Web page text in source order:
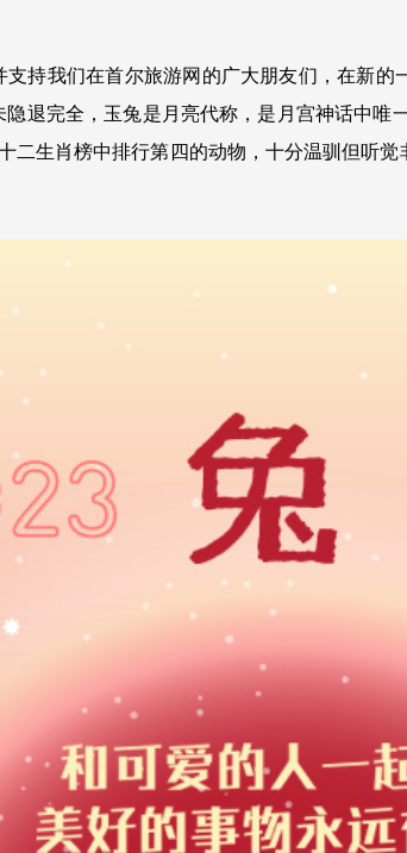
持我们在首尔旅游网的广大朋友们，在新的
退完全，玉兔是月亮代称，是月宫神话中唯
二生肖榜中排行第四的动物，十分温驯但听觉